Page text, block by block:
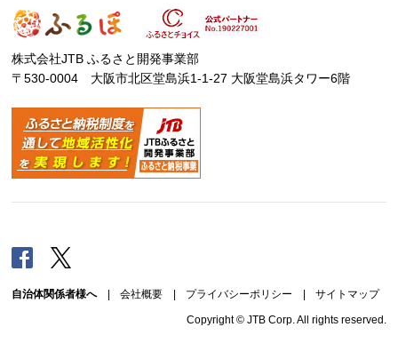
株式会社JTB ふるさと開発事業部
〒530-0004 大阪市北区堂島浜1-1-27 大阪堂島浜タワー6階
Facebook
自治体関係者様へ| 会社概要 プライバシーポリシー サイトマップ
Copyright © JTB Corp. All rights reserved.